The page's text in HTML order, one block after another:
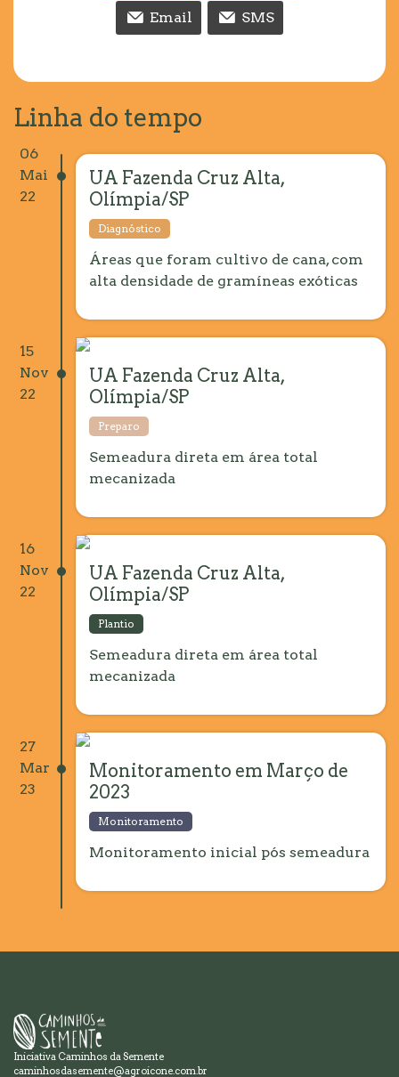
Email SMS
Linha do tempo
06
Mai
22
UA Fazenda Cruz Alta,
Olímpia/SP
Diagnóstico
Áreas que foram cultivo de cana, com
alta densidade de gramíneas exóticas
15
Nov
22
UA Fazenda Cruz Alta,
Olímpia/SP
Preparo
Semeadura direta em área total
mecanizada
16
Nov
22
UA Fazenda Cruz Alta,
Olímpia/SP
Plantio
Semeadura direta em área total
mecanizada
27
Mar
23
Monitoramento em Março de
2023
Monitoramento
Monitoramento inicial pós semeadura
Iniciativa Caminhos da Semente
caminhosdasemente@agroicone.com.br